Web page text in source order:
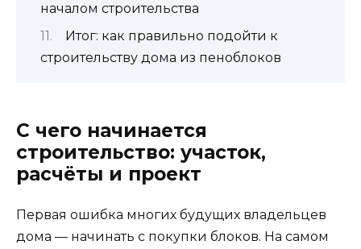
началом строительства
Итог: как правильно подойти к
строительству дома из пеноблоков
С чего начинается
строительство: участок,
расчёты и проект
Первая ошибка многих будущих владельцев
дома — начинать с покупки блоков. На самом